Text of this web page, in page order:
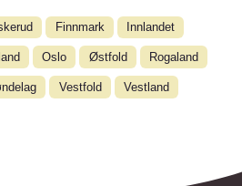
Finnmark Innlandet
Oslo Østfold Rogaland
Vestfold Vestland